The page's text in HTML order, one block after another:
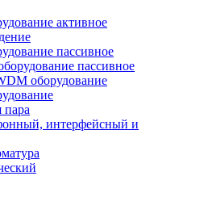
активное
пассивное
пассивное
оборудование
пара
интерфейсный и